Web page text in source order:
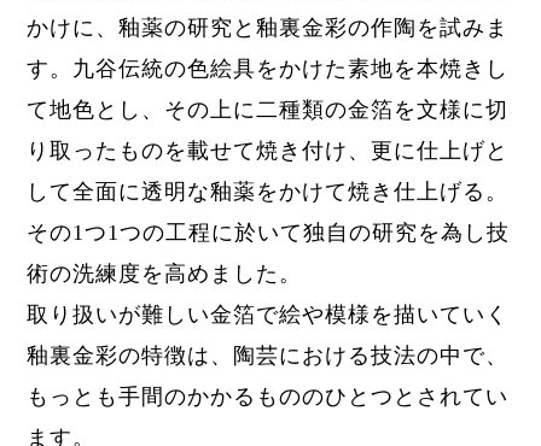
かけに、釉薬の研究と釉裏金彩の作陶を試みま
す。九谷伝統の色絵具をかけた素地を本焼きし
て地色とし、その上に二種類の金箔を文様に切
り取ったものを載せて焼き付け、更に仕上げと
して全面に透明な釉薬をかけて焼き仕上げる。
その1つ1つの工程に於いて独自の研究を為し技
術の洗練度を高めました。
取り扱いが難しい金箔で絵や模様を描いていく
釉裏金彩の特徴は、陶芸における技法の中で、
もっとも手間のかかるもののひとつとされてい
ます。